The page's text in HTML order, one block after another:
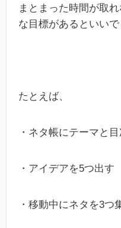
まとまった時間が取
な目標があるといいで
たとえば、
・ネタ帳にテーマと
・アイデアを5つ出す
・移動中にネタを3つ